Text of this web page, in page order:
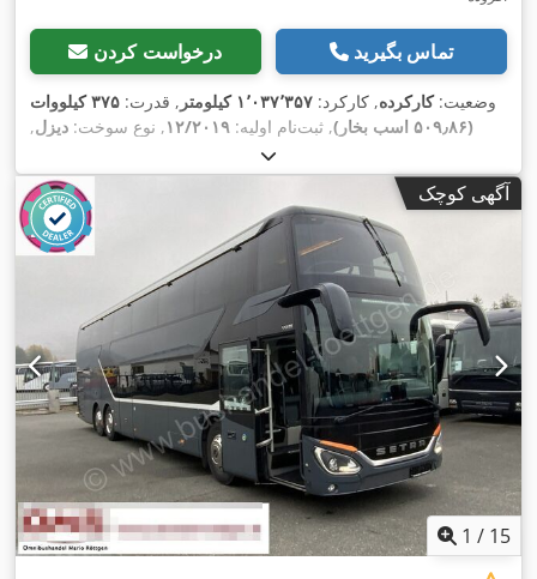
درخواست کردن تماس بگیرید
وضعیت:کارکرده, کارکرد: ۱٬۰۳۷٬۳۵۷ کیلومتر , قدرت:
۳۷۵ کیلووات
(۵۰۹٫۸۶ اسب بخار)
, ثبت‌نام اولیه: ۱۲/۲۰۱۹, نوع سوخت: دیزل,
, ترمزها:
تجهیزات:اِی‌بی‌اِس‎, برنامه پایداری الکترونیکی (ESP), تهویه مطبوع,
سیستم ایموبیلایزر, فرمان هیدرولیک, قفل مرکزی, چراغ مه شکن,
کروز کنترل, کنترل کشش
آگهی کوچک
1 / 15